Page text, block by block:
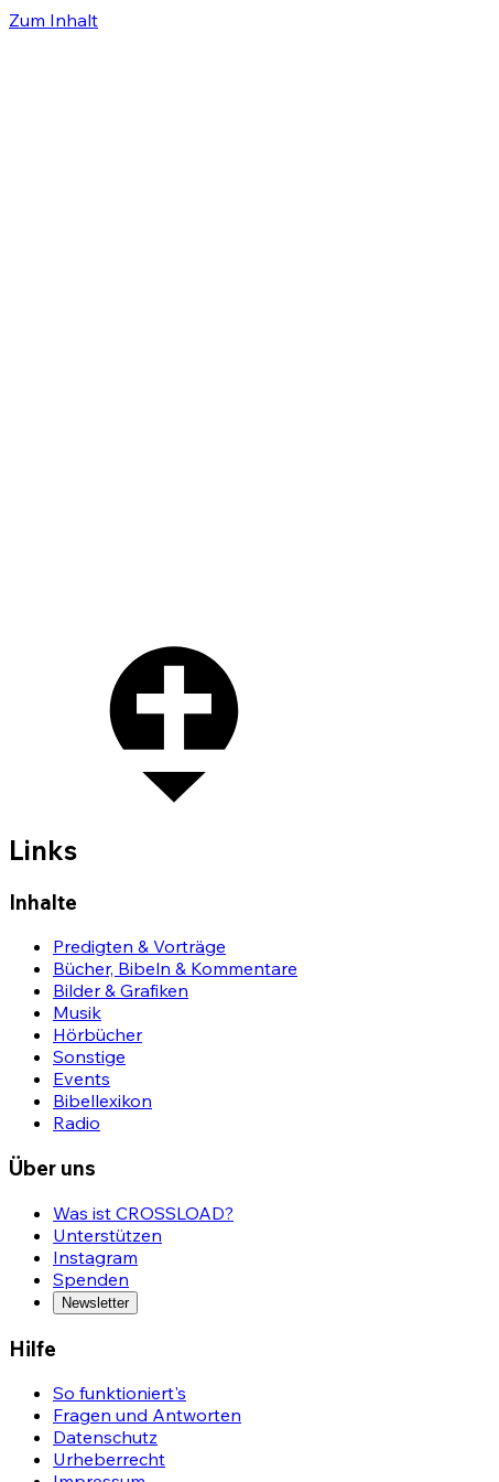
Zum Inhalt
Links
Inhalte
Predigten & Vorträge
Bücher, Bibeln & Kommentare
Bilder & Grafiken
Musik
Hörbücher
Sonstige
Events
Bibellexikon
Radio
Über uns
Was ist CROSSLOAD?
Unterstützen
Instagram
Spenden
Newsletter
Hilfe
So funktioniert's
Fragen und Antworten
Datenschutz
Urheberrecht